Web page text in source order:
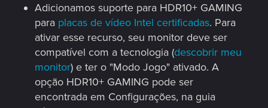
Adicionamos suporte para HDR10+ GAMING
para placas de vídeo Intel certificadas. Para
ativar esse recurso, seu monitor deve ser
compatível com a tecnologia (descobrir meu
monitor) e ter o "Modo Jogo" ativado. A
opção HDR10+ GAMING pode ser
encontrada em Configurações, na guia